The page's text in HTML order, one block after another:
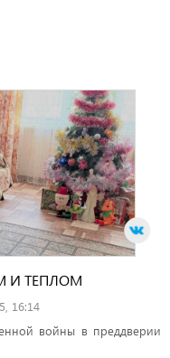
И ТЕПЛОМ
16:14
войны в преддверии